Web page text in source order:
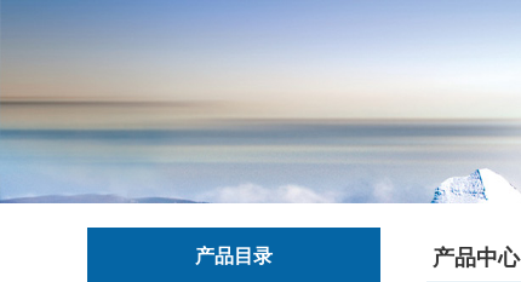
产品目录 产品中心